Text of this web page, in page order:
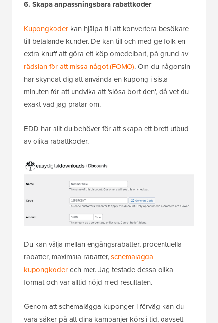
6. Skapa anpassningsbara rabattkoder
Kupongkoder kan hjälpa till att konvertera besökare
till betalande kunder. De kan till och med ge folk en
extra knuff att göra ett köp omedelbart, på grund av
rädslan för att missa något (FOMO). Om du någonsin
har skyndat dig att använda en kupong i sista
minuten för att undvika att 'slösa bort den', då vet du
exakt vad jag pratar om.
EDD har allt du behöver för att skapa ett brett utbud
av olika rabattkoder.
Du kan välja mellan engångsrabatter, procentuella
rabatter, maximala rabatter,schemalagda
kupongkoderoch mer. Jag testade dessa olika
format och var alltid nöjd med resultaten.
Genom att schemalägga kuponger i förväg kan du
vara säker på att dina kampanjer körs i tid, oavsett